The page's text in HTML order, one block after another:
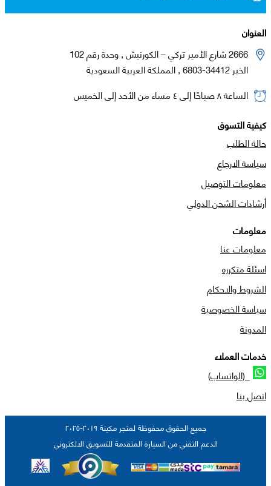
العنوان
2666 شارع الأمير تركي – الكورنيش , وحدة رقم 102
الخبر 34412-6803 , المملكة العربية السعودية
الساعة ٨ صباحًا إلى ٤ مساء من الأحد إلى الخميس
كيفية التسوق
حالة الطلب
سياسة الارجاع
معلومات التوصيل
أرشادات الشحن الدولي
معلومات
معلومات عنا
اسئلة متكرره
الشروط والاحكام
سياسة الخصوصية
المدونة
خدمات العملاء
(الواتساب)
اتصل بنا
جميع الحقوق محفوظة لمتجر مكينة ٢٠١٩-٢٠٢٥
الدعم التقني من السيارة المتقدمة للتسويق الالكتروني